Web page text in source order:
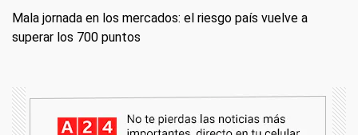
Mala jornada en los mercados: el riesgo país vuelve a
superar los 700 puntos